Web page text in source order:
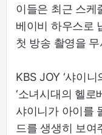
이들은 최근 스케
베이비 하우스로
첫 방송 촬영을
KBS JOY ‘샤이
‘소녀시대의 헬로
샤이니가 아이를
드를 생생히 보여